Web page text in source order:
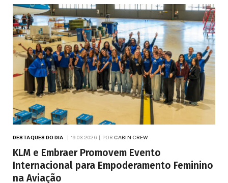
DESTAQUES DO DIA 19.03.2026 POR CABIN CREW
KLM e Embraer Promovem Evento
Internacional para Empoderamento Feminino
na Aviação